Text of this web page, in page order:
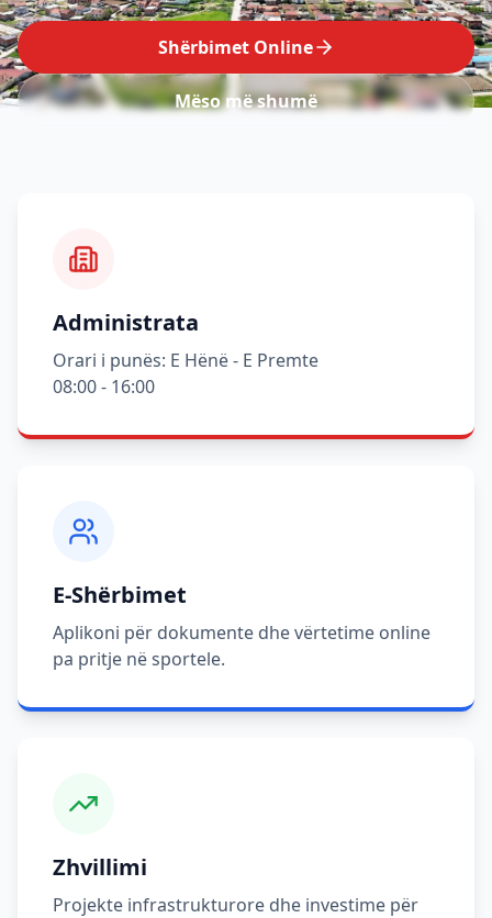
Shërbimet Online
Mëso më shumë
Administrata
Orari i punës: E Hënë - E Premte
08:00 - 16:00
E-Shërbimet
Aplikoni për dokumente dhe vërtetime online
pa pritje në sportele.
Zhvillimi
Projekte infrastrukturore dhe investime për